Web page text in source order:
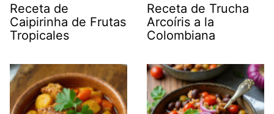
Receta de
Caipirinha de Frutas
Tropicales
Receta de Trucha
Arcoíris a la
Colombiana